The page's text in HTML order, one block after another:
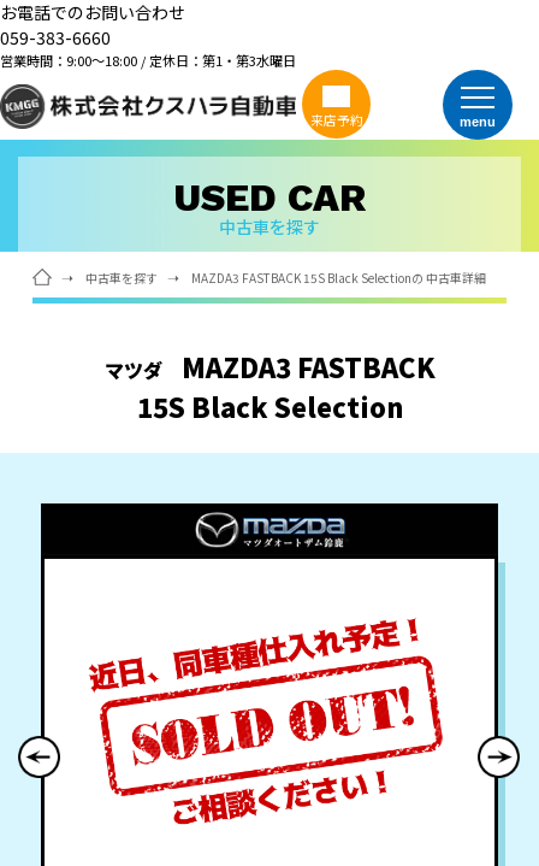
お電話でのお問い合わせ
059-383-6660
営業時間：9:00～18:00 / 定休日：第1・第3水曜日
来店予約 menu
USED CAR
中古車を探す
中古車を探す MAZDA3 FASTBACK 15S Black Selectionの 中古車詳細
マツダ
MAZDA3 FASTBACK
15S Black Selection